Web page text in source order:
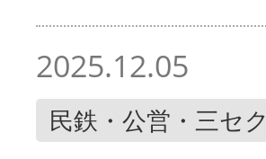
2025.12.05
民鉄・公営・三セク